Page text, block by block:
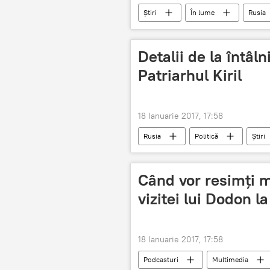
Știri În lume Rusia
avioane de luptă
forțe aeriene
Detalii de la
Patriarhul Kiril
18 Ianuarie 2017, 17:58
Rusia Politică Știri
Patriarh
detalii Ion
Când vor resimți
vizitei lui Dodon la
18 Ianuarie 2017, 17:58
Podcasturi Multimedia